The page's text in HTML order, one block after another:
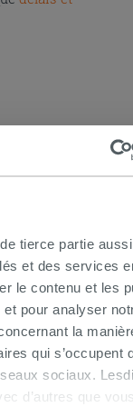
tierce partie
et des services
le contenu et les
pour analyser
la
qui s’occupent
sociaux.
d’autres que
élevés de
prévoit un
droit de